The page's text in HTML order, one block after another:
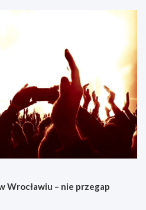
Wrocławiu – nie przegap